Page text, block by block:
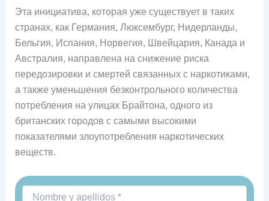
Эта инициатива, которая уже существует в таких
странах, как Германия, Люксембург, Нидерланды,
Бельгия, Испания, Норвегия, Швейцария, Канада и
Австралия, направлена ​​на снижение риска
передозировки и смертей связанных с наркотиками,
а также уменьшения безконтрольного количества
потребления на улицах Брайтона, одного из
британских городов с самыми высокими
показателями злоупотребления наркотических
веществ.